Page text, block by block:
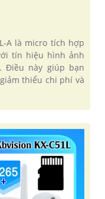
là micro tích hợp
tín hiệu hình ảnh
Điều này giúp bạn
thiểu chi phí và